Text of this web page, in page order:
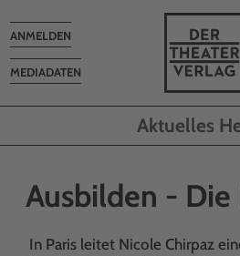
MEDIADATEN
Toggle
navigation
ANMELDEN
Aktuelles
Ausbilden -
In Paris leitet Nicole Chirpaz